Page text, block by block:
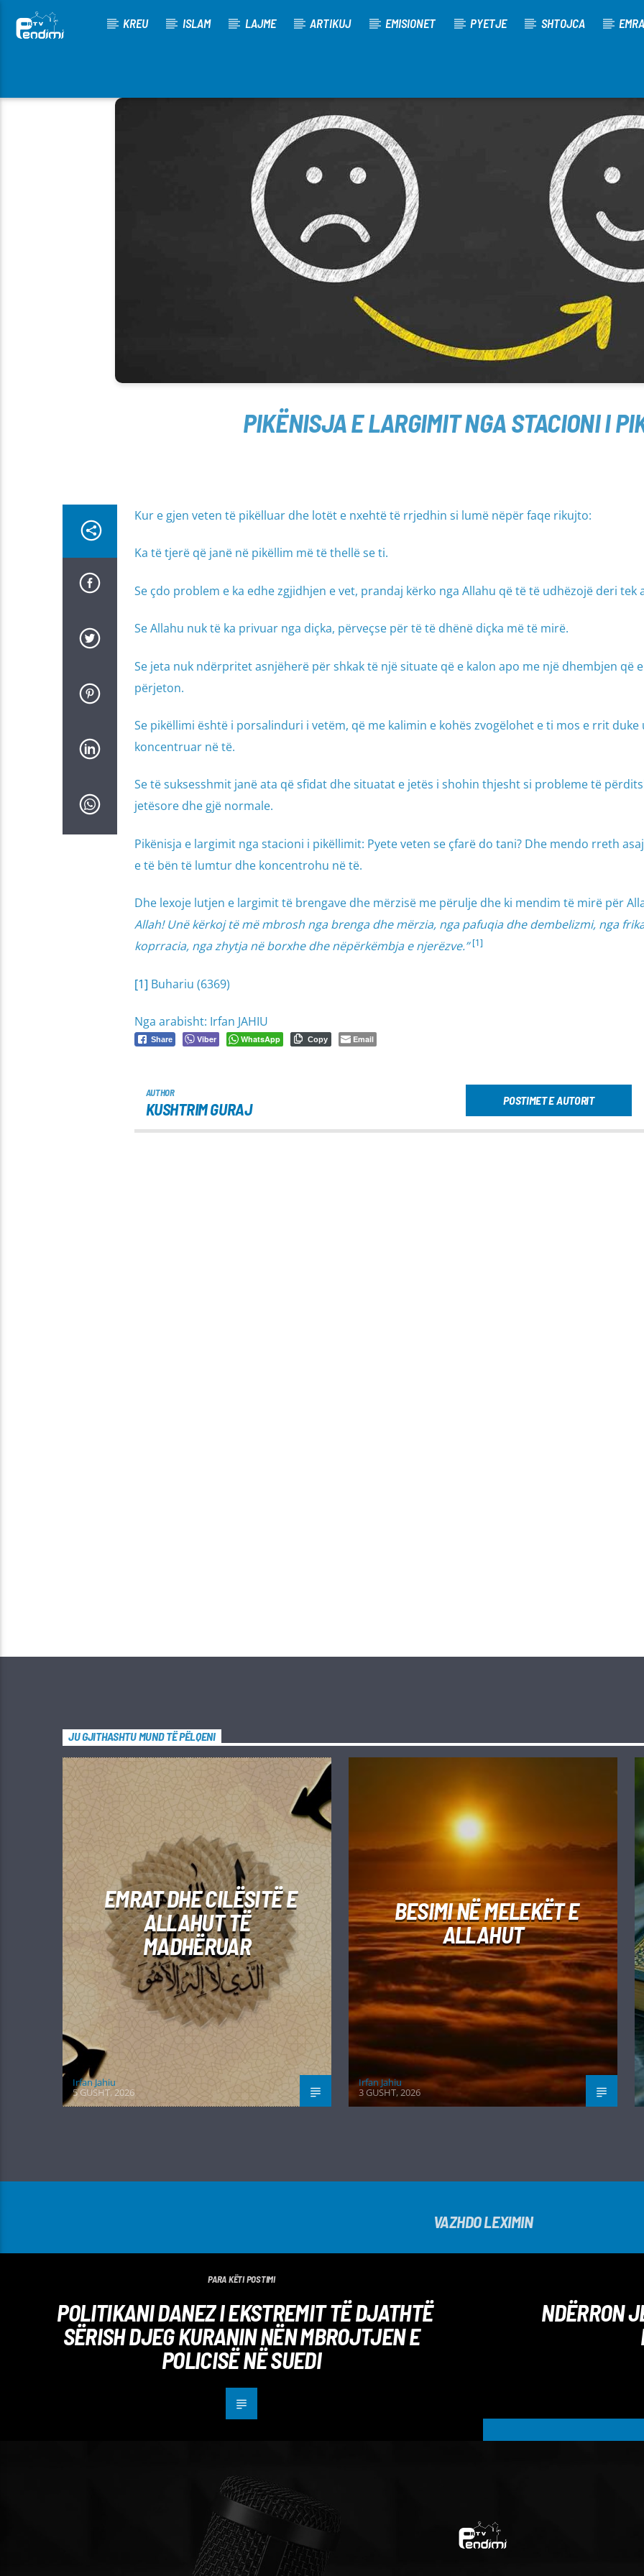
KREU ISLAM LAJME ARTIKUJ EMISIONET PYETJE SHTOJCA EMRA
[There are no radio stations in the database]
PIKËNISJA E LARGIMIT NGA STACIONI I
Kur e gjen veten të pikëlluar dhe lotët e nxehtë të rrjedhin si lumë nëpër faqe rikujto:
Ka të tjerë që janë në pikëllim më të thellë se ti.
Se çdo problem e ka edhe zgjidhjen e vet, prandaj kërko nga Allahu që të të udhëzojë deri tek
Se Allahu nuk të ka privuar nga diçka, përveçse për të të dhënë diçka më të mirë.
Se jeta nuk ndërpritet asnjëherë për shkak të një situate që e kalon apo me një dhembjen që e
përjeton.
Se pikëllimi është i porsalinduri i vetëm, që me kalimin e kohës zvogëlohet e ti mos e rrit duke
koncentruar në të.
Se të suksesshmit janë ata që sfidat dhe situatat e jetës i shohin thjesht si probleme të
jetësore dhe gjë normale.
Pikënisja e largimit nga stacioni i pikëllimit: Pyete veten se çfarë do tani? Dhe mendo rreth
e të bën të lumtur dhe koncentrohu në të.
Dhe lexoje lutjen e largimit të brengave dhe mërzisë me përulje dhe ki mendim të mirë për
Allah! Unë kërkoj të më mbrosh nga brenga dhe mërzia, nga pafuqia dhe dembelizmi, nga
koprracia, nga zhytja në borxhe dhe nëpërkëmbja e njerëzve.”[1]
[1] Buhariu (6369)
Nga arabisht: Irfan JAHIU
Share Viber WhatsApp Copy Email
AUTHOR
KUSHTRIM GURAJ POSTIMET E AUTORIT
JU GJITHASHTU MUND TË PËLQENI
EMRAT DHE CILËSITË E
ALLAHUT TË
MADHËRUAR
Irfan Jahiu
5 GUSHT, 2026
BESIMI NË MELEKËT E
ALLAHUT
Irfan Jahiu
3 GUSHT, 2026
VAZHDO LEXIMIN
PARA KËTI POSTIMI
POLITIKANI DANEZ I EKSTREMIT TË DJATHTË
SËRISH DJEG KURANIN NËN MBROJTJEN E
POLICISË NË SUEDI
NDËRRON